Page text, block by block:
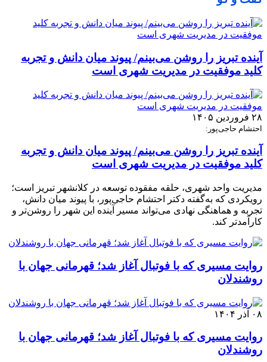
آینده تبریز را روشن می‌بینم/ پیوند میان دانش و تجربه
کلید موفقیت در مدیریت شهری است
۲۸ فروردین ۱۴۰۵
احتشام حاجی‌پور:
آینده تبریز را روشن می‌بینم/ پیوند میان دانش و تجربه
کلید موفقیت در مدیریت شهری است
مدیریت واحد شهری، حلقه مفقوده توسعه در کلانشهر تبریز است؛
رویکردی که به‌گفته دکتر احتشام حاجی‌پور، با پیوند میان دانش،
تجربه و هماهنگی نهادی می‌تواند مسیر آینده این شهر را روشن‌تر و
کارآمدتر کند.
روایت مسیری که با فوتبال آغاز شد؛ قهرمانی جهان با
روشندلان
۰۸ آذر ۱۴۰۴
روایت مسیری که با فوتبال آغاز شد؛ قهرمانی جهان با
روشندلان